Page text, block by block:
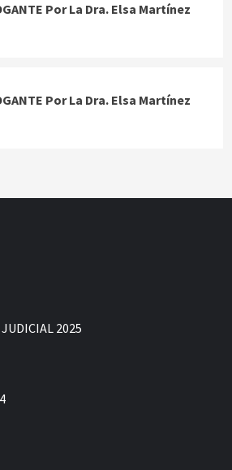
Por La Dra. Elsa Martínez
Por La Dra. Elsa Martínez
2025